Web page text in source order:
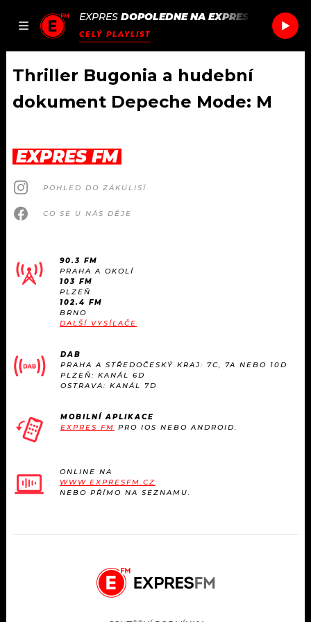
JAK
SEZNAM.CZ
EXPRES DOPOLEDNE NA EXPRES FM /
CELÝ PLAYLIST
ČLÁNKY
AKTUÁLNĚ
HUDBA
#NEBUDUDOMA
KALENDÁŘ
TRENDY
MIX
PODCASTY
JAK NALADIT
RÁDIO
APLIKACE
PROGRAM
PLAYLIST
JAK NALADIT
SOUTĚŽE
Thriller Bugonia a hudební
dokument Depeche Mode: M
EXPRES FM
POHLED DO ZÁKULISÍ
CO SE U NÁS DĚJE
90.3 FM
PRAHA A OKOLÍ
103 FM
PLZEŇ
102.4 FM
BRNO
DALŠÍ VYSÍLAČE
DAB
PRAHA A STŘEDOČESKÝ KRAJ: 7C, 7A NEBO 10D
PLZEŇ: KANÁL 6D
OSTRAVA: KANÁL 7D
MOBILNÍ APLIKACE
EXPRES FM PRO IOS NEBO ANDROID.
ONLINE NA
WWW.EXPRESFM.CZ
NEBO PŘÍMO NA SEZNAMU.